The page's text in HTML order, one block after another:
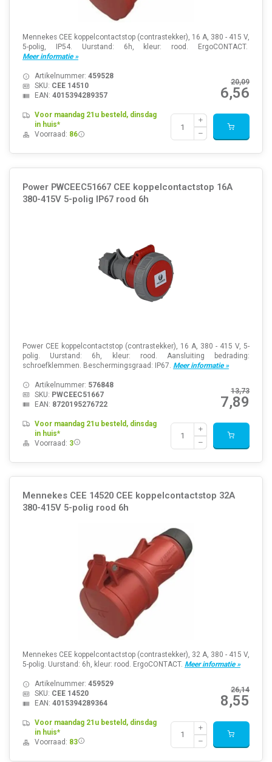
Mennekes CEE koppelcontactstop (contrastekker), 16 A, 380 - 415 V,
5-polig, IP54. Uurstand: 6h, kleur: rood. ErgoCONTACT.
Meer informatie »
20,09
6,56
Artikelnummer: 459528
SKU: CEE 14510
EAN: 4015394289357
Voor maandag 21u besteld, dinsdag
in huis*
Voorraad: 86
Power PWCEEC51667 CEE koppelcontactstop 16A
380-415V 5-polig IP67 rood 6h
Power CEE koppelcontactstop (contrastekker), 16 A, 380 - 415 V, 5-
polig. Uurstand: 6h, kleur: rood. Aansluiting bedrading:
schroefklemmen. Beschermingsgraad: IP67. Meer informatie »
13,73
7,89
Artikelnummer: 576848
SKU: PWCEEC51667
EAN: 8720195276722
Voor maandag 21u besteld, dinsdag
in huis*
Voorraad: 3
Mennekes CEE 14520 CEE koppelcontactstop 32A
380-415V 5-polig rood 6h
Mennekes CEE koppelcontactstop (contrastekker), 32 A, 380 - 415 V,
5-polig. Uurstand: 6h, kleur: rood. ErgoCONTACT. Meer informatie »
26,14
8,55
Artikelnummer: 459529
SKU: CEE 14520
EAN: 4015394289364
Voor maandag 21u besteld, dinsdag
in huis*
Voorraad: 83